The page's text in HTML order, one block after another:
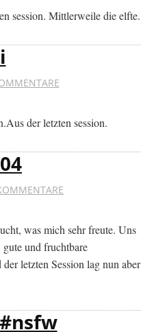
session. Mittlerweile die elfte.
der letzten session.
was mich sehr freute. Uns
und fruchtbare
letzten Session lag nun aber